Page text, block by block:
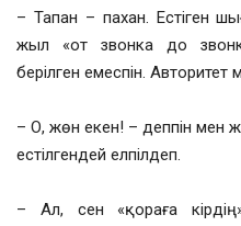
– Тапан – пахан. Естіген
жыл «от звонка до
берілген емеспін. Авторитет
– О, жөн екен! – деппін
естілгендей елпілдеп.
– Ал, сен «қораға